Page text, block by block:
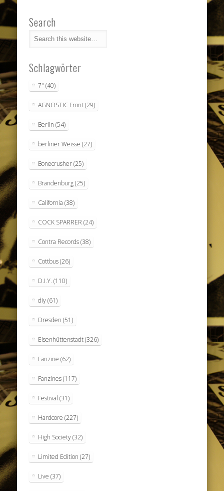
Search
Schlagwörter
7" (40)
AGNOSTIC Front(29)
Berlin (54)
berliner Weisse (27)
Bonecrusher(25)
Brandenburg(25)
California (38)
COCK SPARRER (24)
Contra Records(38)
Cottbus(26)
D.I.Y. (110)
diy(61)
Dresden (51)
Eisenhüttenstadt(326)
Fanzine (62)
Fanzines(117)
Festival (31)
Hardcore (227)
High Society(32)
Limited Edition (27)
Live (37)